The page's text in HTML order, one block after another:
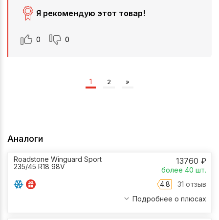
Я рекомендую этот товар!
0 0
1 2 »
Аналоги
Roadstone Winguard Sport
235/45 R18 98V
13760 ₽
более 40 шт.
4.8
31 отзыв
Подробнее о плюсах